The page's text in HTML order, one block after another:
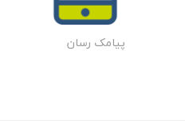
پیامک رسان